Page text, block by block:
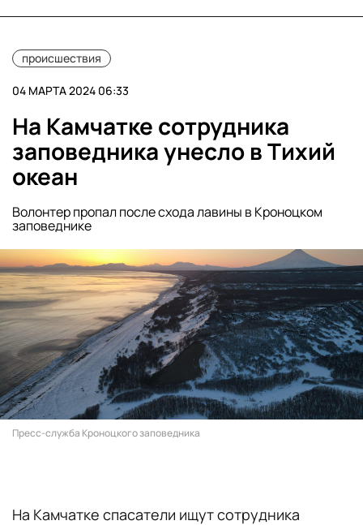
происшествия
04 МАРТА 2024 06:33
На Камчатке сотрудника
заповедника унесло в Тихий
океан
Волонтер пропал после схода лавины в Кроноцком
заповеднике
Пресс-служба Кроноцкого заповедника
На Камчатке спасатели ищут сотрудника